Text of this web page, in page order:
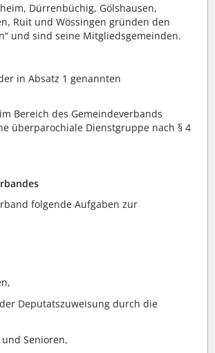
Dürrenbüchig, Gölshausen,
Ruit und Wössingen gründen den
und sind seine Mitgliedsgemeinden.
in Absatz 1 genannten
Bereich des Gemeindeverbands
überparochiale Dienstgruppe nach § 4
folgende Aufgaben zur
Deputatszuweisung durch die
Senioren,